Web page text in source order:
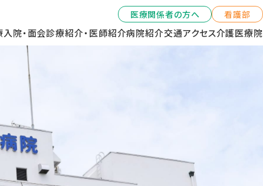
医療関係者の方へ 看護部
入院・面会診療紹介・医師紹介病院紹介交通アクセス介護医療院